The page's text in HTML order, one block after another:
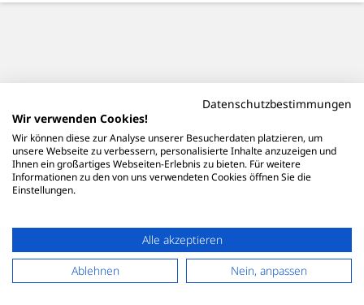
Datenschutzbestimmungen
Wir verwenden Cookies!
Wir können diese zur Analyse unserer Besucherdaten platzieren, um
unsere Webseite zu verbessern, personalisierte Inhalte anzuzeigen und
Ihnen ein großartiges Webseiten-Erlebnis zu bieten. Für weitere
Informationen zu den von uns verwendeten Cookies öffnen Sie die
Einstellungen.
Alle akzeptieren
Ablehnen
Nein, anpassen